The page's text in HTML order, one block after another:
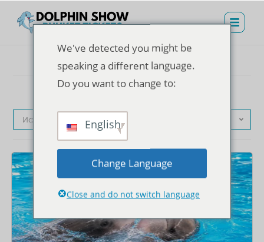
Исходная сортировка
We've detected you might be
speaking a different language.
Do you want to change to:
English
Change Language
Close and do not switch language